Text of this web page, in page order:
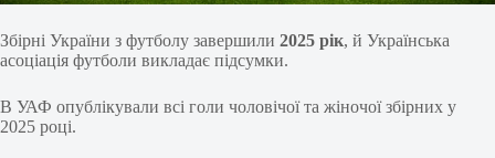
Збірні України з футболу завершили 2025 рік, й Українська
асоціація футболи викладає підсумки.
В УАФ опублікували всі голи чоловічої та жіночої збірних у
2025 році.